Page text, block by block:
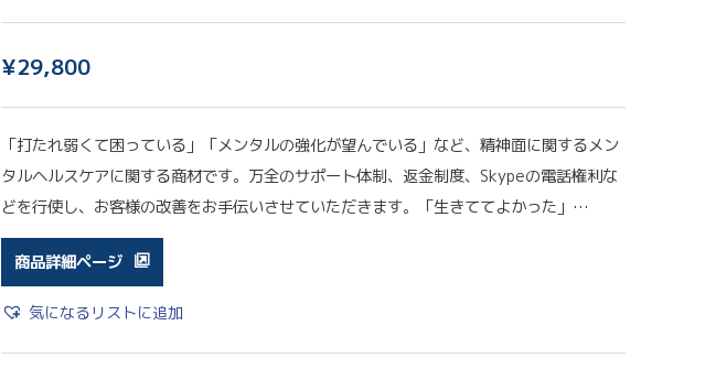
¥29,800
「打たれ弱くて困っている」「メンタルの強化が望んでいる」など、精神面に関するメン
タルヘルスケアに関する商材です。万全のサポート体制、返金制度、Skypeの電話権利な
どを行使し、お客様の改善をお手伝いさせていただきます。「生きててよかった」…
商品詳細ページ
気になるリストに追加